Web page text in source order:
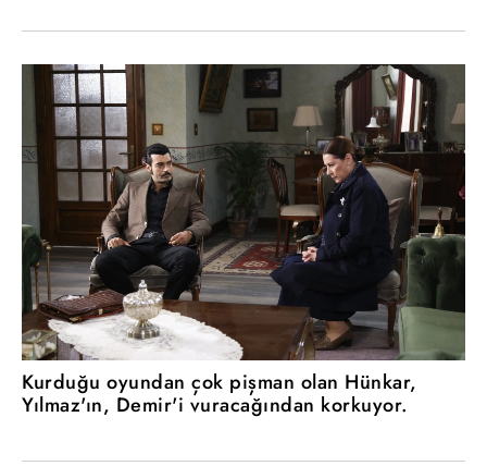
Kurduğu oyundan çok pişman olan Hünkar,
Yılmaz'ın, Demir'i vuracağından korkuyor.